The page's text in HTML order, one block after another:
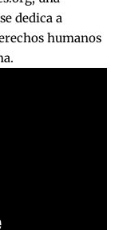
dedica a
humanos